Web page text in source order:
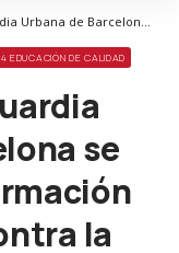
Corresponsables > Noticias > ANDEMA y la Guardia Urbana de Barcelona se unen para una formación sobre delitos contra la propiedad industrial
EDUCACIÓN DE CALIDAD
se
la